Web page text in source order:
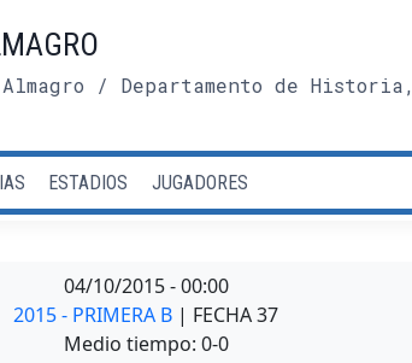
/ Departamento de Historia,
ESTADIOS JUGADORES
04/10/2015-00:00
2015 - PRIMERA B | FECHA 37
Medio tiempo: 0-0